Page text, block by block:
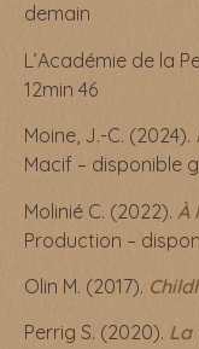
demain
L’Académie de la
12min 46
Moine, J.-C. (2024).
Macif – disponible
Molinié C. (2022). À
Production –
Olin M. (2017).
Perrig S. (2020). La